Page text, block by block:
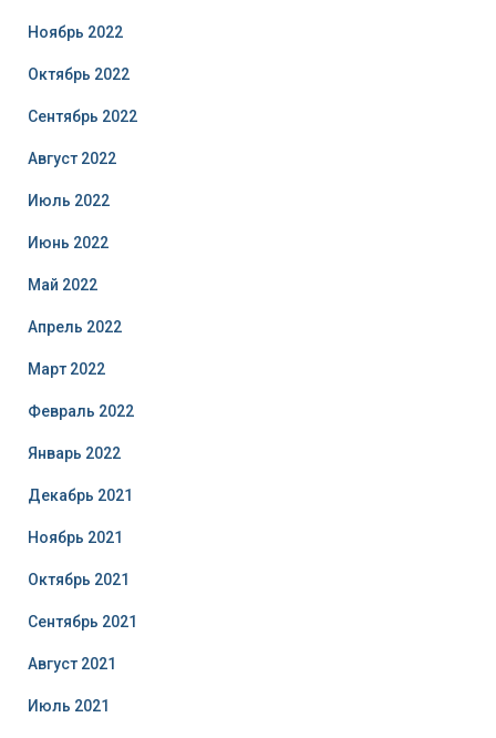
Ноябрь 2022
Октябрь 2022
Сентябрь 2022
Август 2022
Июль 2022
Июнь 2022
Май 2022
Апрель 2022
Март 2022
Февраль 2022
Январь 2022
Декабрь 2021
Ноябрь 2021
Октябрь 2021
Сентябрь 2021
Август 2021
Июль 2021